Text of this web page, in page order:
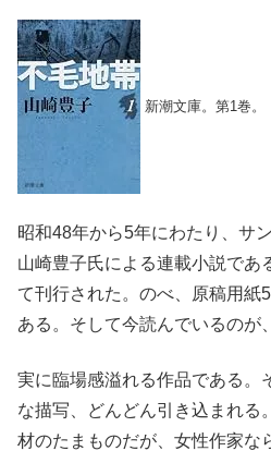
新潮文庫。第1巻。
昭和48年から5年にわたり、サ
山崎豊子氏による連載小説であ
て刊行された。のべ、原稿用紙
ある。そして今読んでいるのが
実に臨場感溢れる作品である。
な描写、どんどん引き込まれる
材のたまものだが、女性作家な